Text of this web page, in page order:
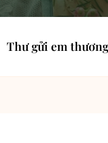
Thư gửi em